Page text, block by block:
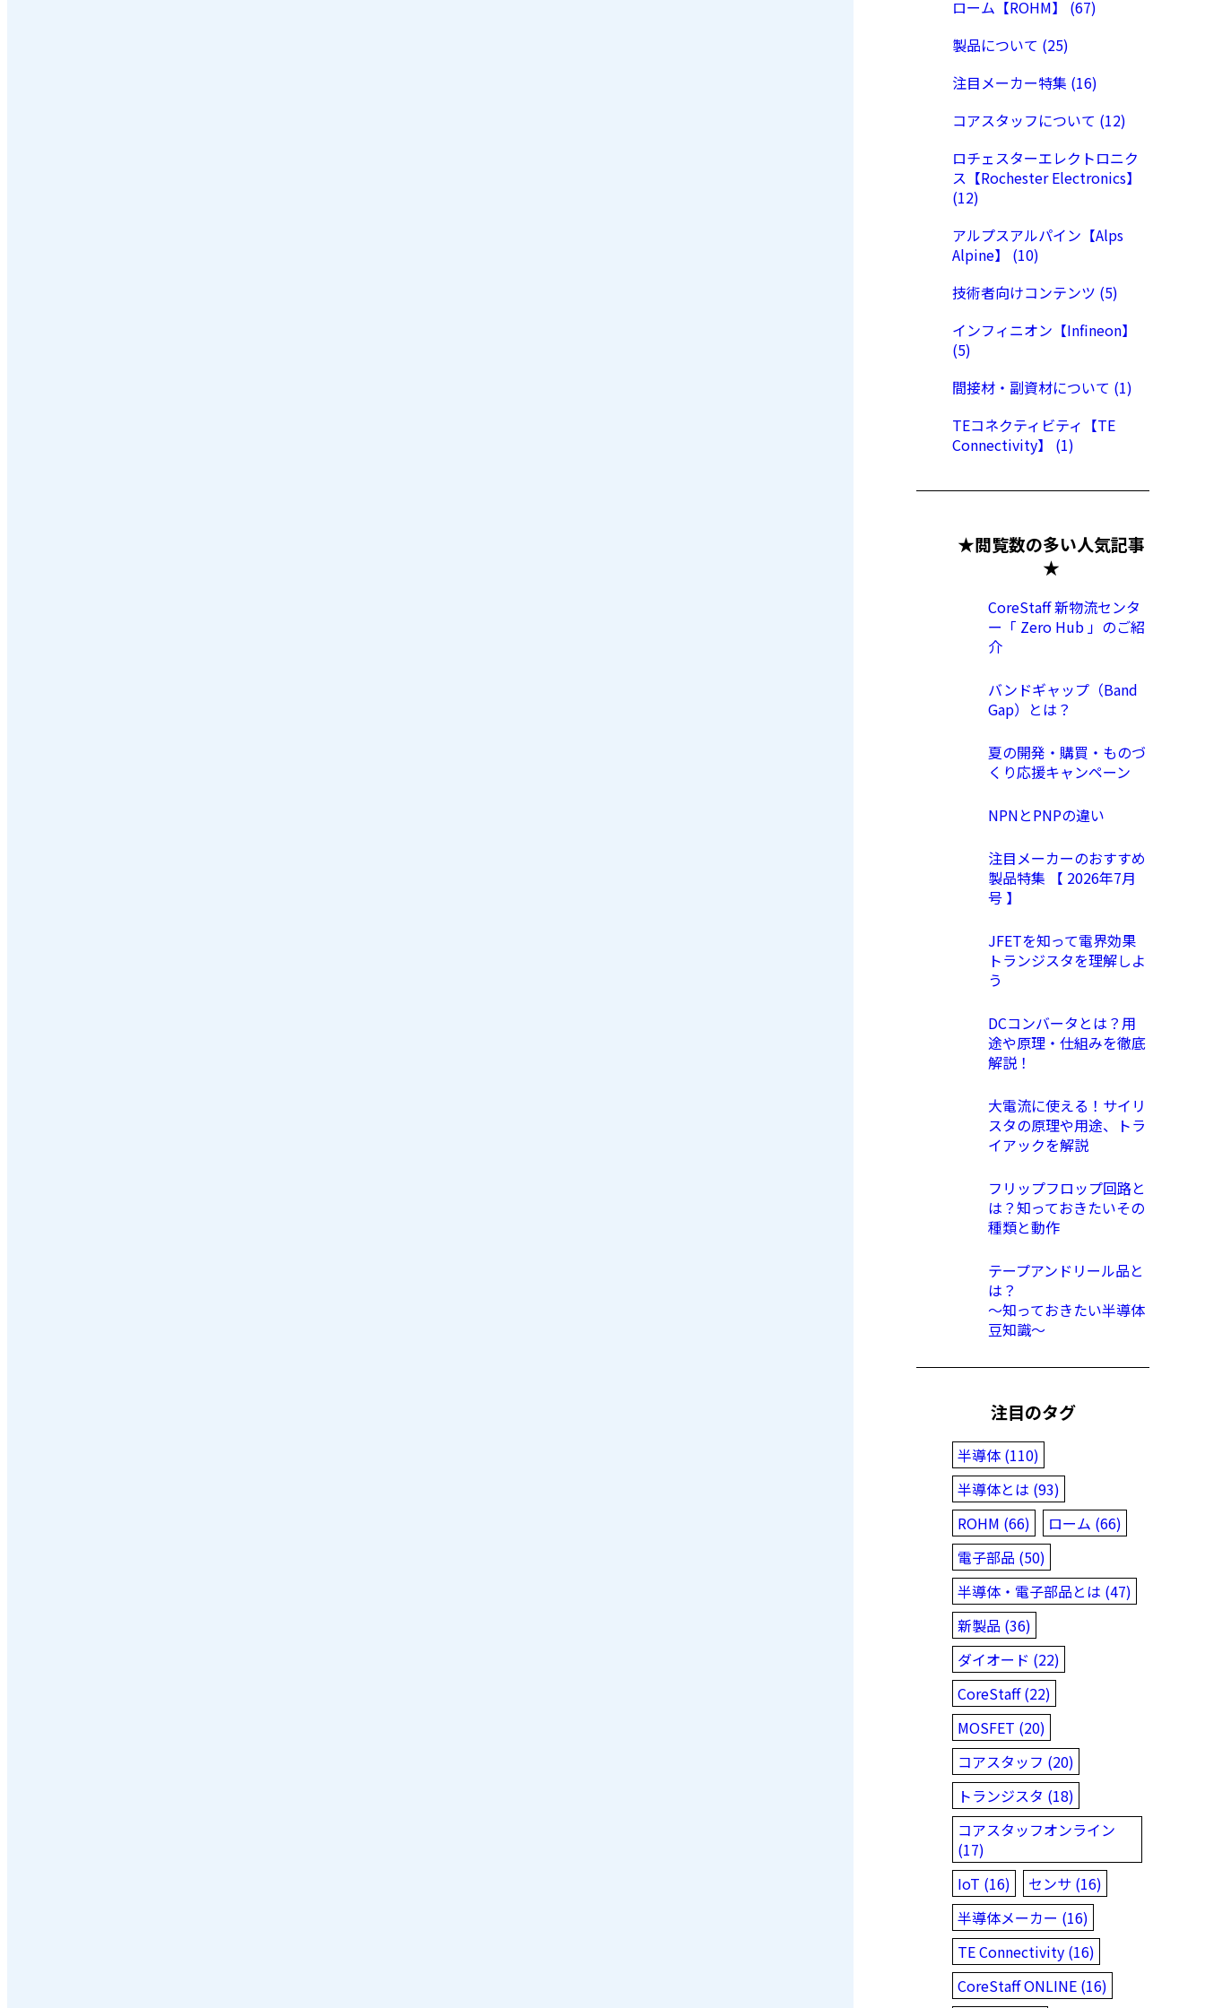
ローム【ROHM】 (67)
製品について (25)
注目メーカー特集 (16)
コアスタッフについて (12)
ロチェスターエレクトロニク
ス【Rochester Electronics】
(12)
アルプスアルパイン【Alps
Alpine】 (10)
技術者向けコンテンツ (5)
インフィニオン【Infineon】
(5)
間接材・副資材について (1)
TEコネクティビティ【TE
Connectivity】 (1)
★閲覧数の多い人気記事
★
CoreStaff 新物流センタ
ー「 Zero Hub 」のご紹
介
バンドギャップ（Band
Gap）とは？
夏の開発・購買・ものづ
くり応援キャンペーン
NPNとPNPの違い
注目メーカーのおすすめ
製品特集 【 2026年7月
号 】
JFETを知って電界効果
トランジスタを理解しよ
う
DCコンバータとは？用
途や原理・仕組みを徹底
解説！
大電流に使える！サイリ
スタの原理や用途、トラ
イアックを解説
フリップフロップ回路と
は？知っておきたいその
種類と動作
テープアンドリール品と
は？
〜知っておきたい半導体
豆知識〜
注目のタグ
半導体 (110)
半導体とは (93)
ROHM (66)
ローム (66)
電子部品 (50)
半導体・電子部品とは (47)
新製品 (36)
ダイオード (22)
CoreStaff (22)
MOSFET (20)
コアスタッフ (20)
トランジスタ (18)
コアスタッフオンライン
(17)
IoT (16)
センサ (16)
半導体メーカー (16)
TE Connectivity (16)
CoreStaff ONLINE (16)